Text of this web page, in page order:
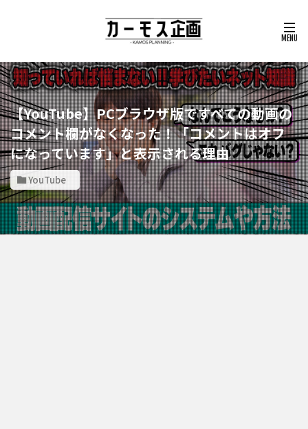
【YouTube】PCブラウザ版ですべての動画の
コメント欄がなくなった！「コメントはオフ
になっています」と表示される理由
YouTube